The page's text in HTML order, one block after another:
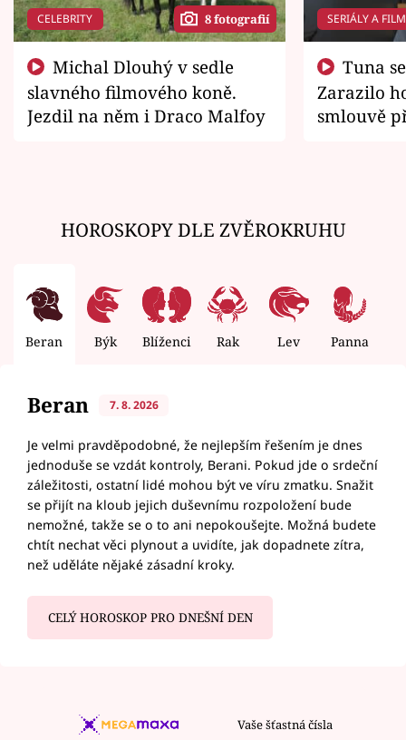
CELEBRITY 8 fotografií
slavného filmového koně.
Jezdil na něm i Draco Malfoy
SERIÁLY A
Zarazilo
smlouvě
HOROSKOPY DLE ZVĚROKRUHU
Beran Býk Blíženci Rak Lev Panna
Beran 7. 8. 2026
Je velmi pravděpodobné, že nejlepším řešením je dnes
jednoduše se vzdát kontroly, Berani. Pokud jde o srdeční
záležitosti, ostatní lidé mohou být ve víru zmatku. Snažit
se přijít na kloub jejich duševnímu rozpoložení bude
nemožné, takže se o to ani nepokoušejte. Možná budete
chtít nechat věci plynout a uvidíte, jak dopadnete zítra,
než uděláte nějaké zásadní kroky.
CELÝ HOROSKOP PRO DNEŠNÍ DEN
Vaše šťastná čísla